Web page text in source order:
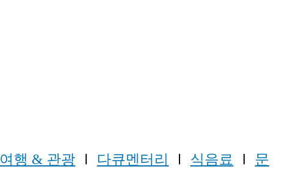
여행 & 관광 Ⅰ 다큐멘터리 Ⅰ 식음료 Ⅰ 문